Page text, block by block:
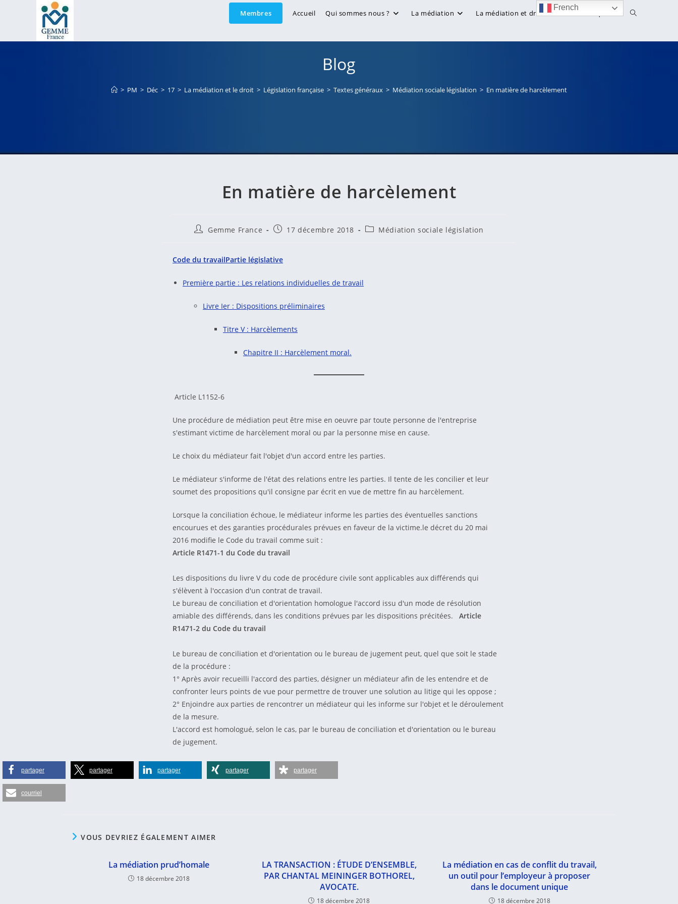
Membres Accueil Qui sommes nous ? La médiation La médiation et droit Bibliothèque Toggle
website
Blog
> PM > Déc > 17 > La médiation et le droit > Législation française > Textes généraux > Médiation sociale législation > En matière de harcèlement
En matière de harcèlement
Auteur/autrice
publication :
Gemme France
Publication
17 décembre 2018
PostMédiation sociale législation
Code du travailPartie législative
Première partie : Les relations individuelles de travail
Livre Ier : Dispositions préliminaires
Titre V : Harcèlements
Chapitre II : Harcèlement moral.
Article L1152-6
Une procédure de médiation peut être mise en oeuvre par toute personne de l'entreprise
s'estimant victime de harcèlement moral ou par la personne mise en cause.
Le choix du médiateur fait l'objet d'un accord entre les parties.
Le médiateur s'informe de l'état des relations entre les parties. Il tente de les concilier et leur
soumet des propositions qu'il consigne par écrit en vue de mettre fin au harcèlement.
Lorsque la conciliation échoue, le médiateur informe les parties des éventuelles sanctions
encourues et des garanties procédurales prévues en faveur de la victime.le décret du 20 mai
2016 modifie le Code du travail comme suit :
Article R1471-1 du Code du travail
Les dispositions du livre V du code de procédure civile sont applicables aux différends qui
s'élèvent à l'occasion d'un contrat de travail.
Le bureau de conciliation et d'orientation homologue l'accord issu d'un mode de résolution
amiable des différends, dans les conditions prévues par les dispositions précitées. Article
R1471-2 du Code du travail
Le bureau de conciliation et d'orientation ou le bureau de jugement peut, quel que soit le stade
de la procédure :
1° Après avoir recueilli l'accord des parties, désigner un médiateur afin de les entendre et de
confronter leurs points de vue pour permettre de trouver une solution au litige qui les oppose ;
2° Enjoindre aux parties de rencontrer un médiateur qui les informe sur l'objet et le déroulement
de la mesure.
L'accord est homologué, selon le cas, par le bureau de conciliation et d'orientation ou le bureau
de jugement.
partager partager partager partager partager
courriel
VOUS DEVRIEZ ÉGALEMENT AIMER
La médiation prud’homale
18 décembre 2018
LA TRANSACTION : ÉTUDE D’ENSEMBLE,
PAR CHANTAL MEININGER BOTHOREL,
AVOCATE.
18 décembre 2018
La médiation en cas de conflit du travail,
un outil pour l’employeur à proposer
dans le document unique
18 décembre 2018
French